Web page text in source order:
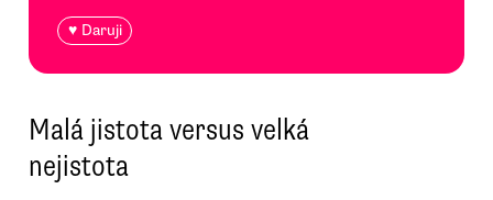
♥ Daruji
Malá jistota versus velká
nejistota